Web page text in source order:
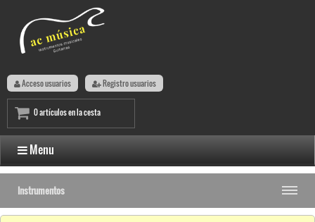
Acceso usuarios Registro usuarios
0 artículos en la cesta
Menu
Instrumentos